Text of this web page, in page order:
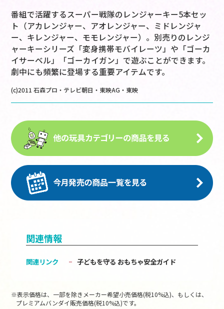
番組で活躍するスーパー戦隊のレンジャーキー5本セッ
ト（アカレンジャー、アオレンジャー、ミドレンジャ
ー、キレンジャー、モモレンジャー）。別売りのレンジ
ャーキーシリーズ「変身携帯モバイレーツ」や「ゴーカ
イサーベル」「ゴーカイガン」で遊ぶことができます。
劇中にも頻繁に登場する重要アイテムです。
(c)2011 石森プロ・テレビ朝日・東映AG・東映
関連情報
関連リンク 子どもを守る おもちゃ安全ガイド
※表示価格は、一部を除きメーカー希望小売価格(税10%込)、もしくは、
プレミアムバンダイ販売価格(税10%込)です。